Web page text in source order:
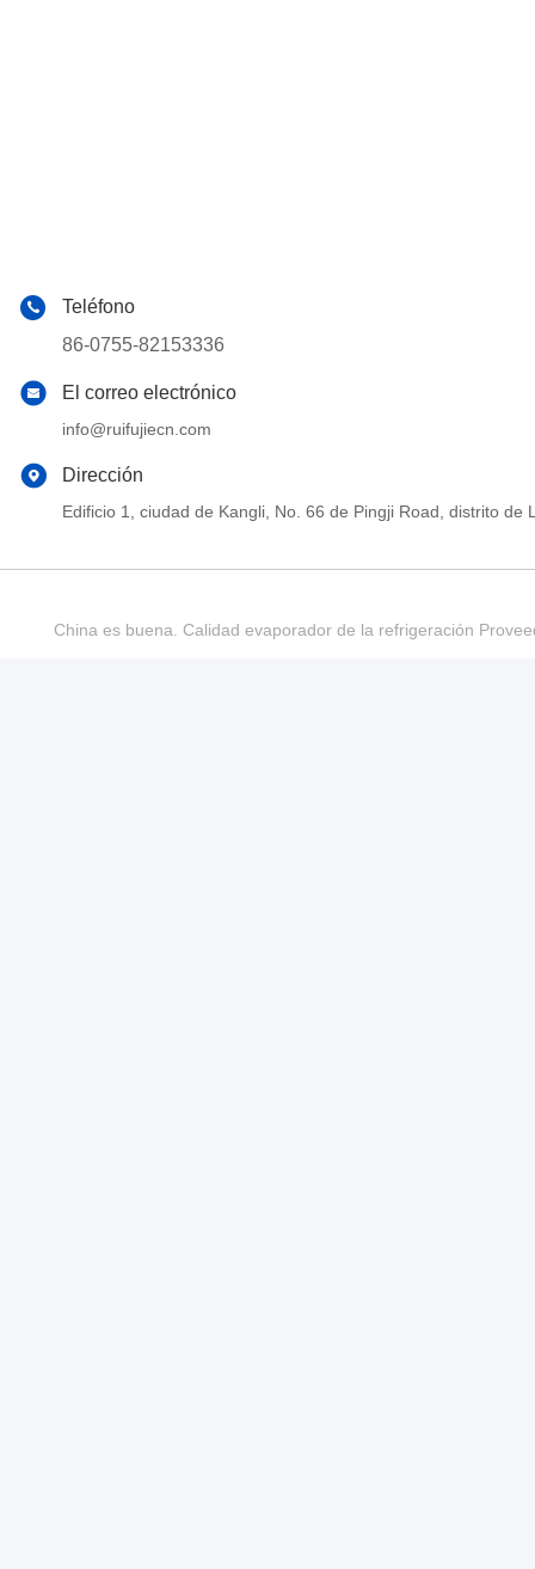
Teléfono
86-0755-82153336
El correo electrónico
info@ruifujiecn.com
Dirección
Edificio 1, ciudad de Kangli, No. 66 de Pingji Road, distrito
China es buena. Calidad evaporador de la refrigeración